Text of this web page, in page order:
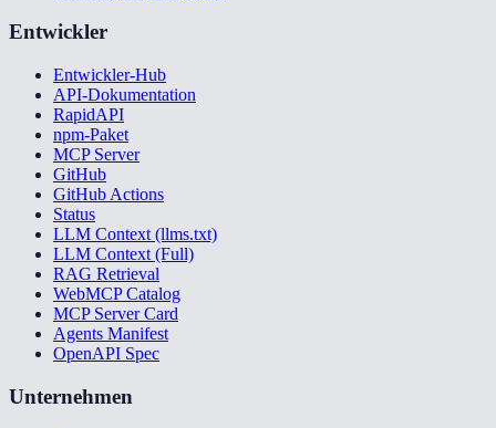
Entwickler
Entwickler-Hub
API-Dokumentation
RapidAPI
npm-Paket
MCP Server
GitHub
GitHub Actions
Status
LLM Context (llms.txt)
LLM Context (Full)
RAG Retrieval
WebMCP Catalog
MCP Server Card
Agents Manifest
OpenAPI Spec
Unternehmen